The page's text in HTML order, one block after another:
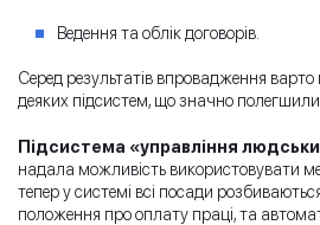
Ведення та облік договорів.
Серед результатів впровадження
деяких підсистем, що значно
Підсистема «управління
надала можливість використовувати
тепер у системі всі посади
положення про оплату праці, та